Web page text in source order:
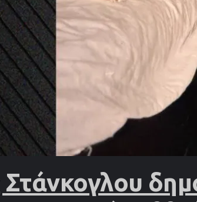
Στάνκογλου